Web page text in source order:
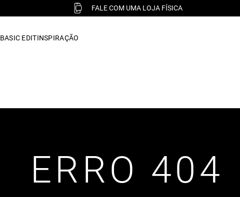
FALE COM UMA LOJA FÍSICA
BASIC EDITINSPIRAÇÃO
ERRO 404